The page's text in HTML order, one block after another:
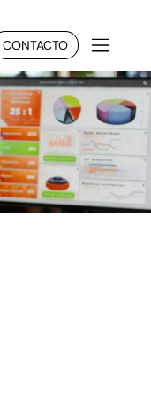
CONTACTO